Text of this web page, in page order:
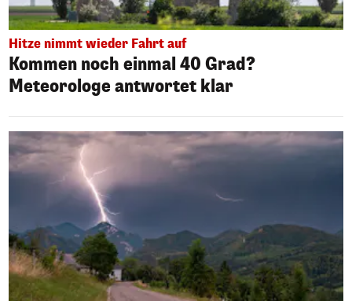
Hitze nimmt wieder Fahrt auf
Kommen noch einmal 40 Grad?
Meteorologe antwortet klar